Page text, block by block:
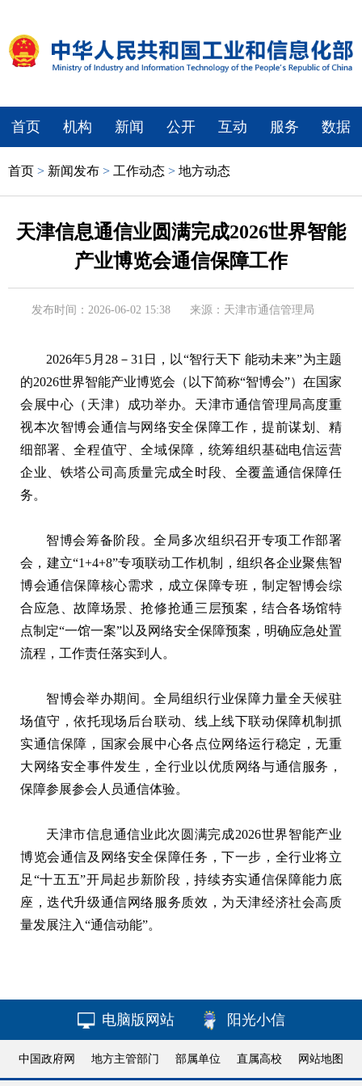
首页 机构 新闻 公开 互动 服务 数据
首页 > 新闻发布 > 工作动态 > 地方动态
天津信息通信业圆满完成2026世界智能
产业博览会通信保障工作
发布时间：2026-06-02 15:38 来源：天津市通信管理局
2026年5月28－31日，以“智行天下 能动未来”为主题
的2026世界智能产业博览会（以下简称“智博会”）在国家
会展中心（天津）成功举办。天津市通信管理局高度重
视本次智博会通信与网络安全保障工作，提前谋划、精
细部署、全程值守、全域保障，统筹组织基础电信运营
企业、铁塔公司高质量完成全时段、全覆盖通信保障任
务。
智博会筹备阶段。全局多次组织召开专项工作部署
会，建立“1+4+8”专项联动工作机制，组织各企业聚焦智
博会通信保障核心需求，成立保障专班，制定智博会综
合应急、故障场景、抢修抢通三层预案，结合各场馆特
点制定“一馆一案”以及网络安全保障预案，明确应急处置
流程，工作责任落实到人。
智博会举办期间。全局组织行业保障力量全天候驻
场值守，依托现场后台联动、线上线下联动保障机制抓
实通信保障，国家会展中心各点位网络运行稳定，无重
大网络安全事件发生，全行业以优质网络与通信服务，
保障参展参会人员通信体验。
天津市信息通信业此次圆满完成2026世界智能产业
博览会通信及网络安全保障任务，下一步，全行业将立
足“十五五”开局起步新阶段，持续夯实通信保障能力底
座，迭代升级通信网络服务质效，为天津经济社会高质
量发展注入“通信动能”。
电脑版网站 阳光小信
中国政府网 地方主管部门 部属单位 直属高校 网站地图